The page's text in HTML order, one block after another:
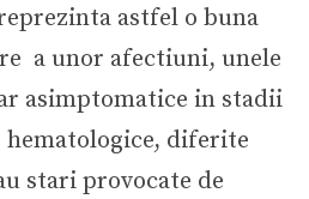
astfel o buna
a unor afectiuni, unele
asimptomatice in stadii
diferite
stari provocate de